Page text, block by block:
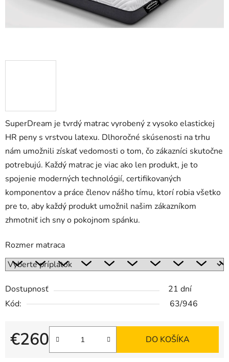
SuperDream je tvrdý matrac vyrobený z vysoko elastickej
HR peny s vrstvou latexu. Dlhoročné skúsenosti na trhu
nám umožnili získať vedomosti o tom, čo zákazníci skutočne
potrebujú. Každý matrac je viac ako len produkt, je to
spojenie moderných technológií, certifikovaných
komponentov a práce členov nášho tímu, ktorí robia všetko
pre to, aby každý produkt umožnil našim zákazníkom
zhmotniť ich sny o pokojnom spánku.
Rozmer matraca
Dostupnosť
21 dní
Kód:
63/946
€260
Jednotková cena:
DO KOŠÍKA